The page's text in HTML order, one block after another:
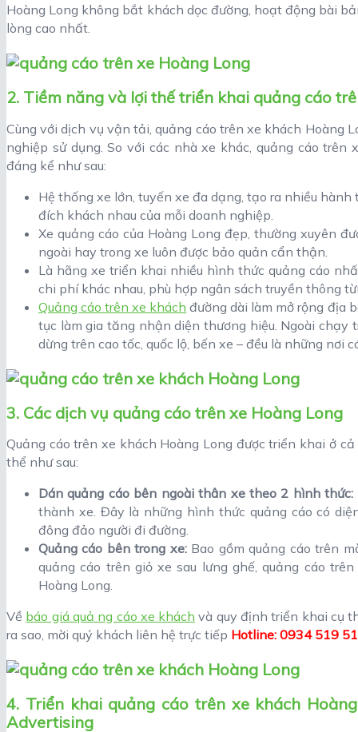
Hoàng Long không bắt khách dọc đường, hoạt động bài
lòng cao nhất.
2. Tiềm năng và lợi thế triển khai quảng cáo
Cùng với dịch vụ vận tải, quảng cáo trên xe khách Hoàng
nghiệp sử dụng. So với các nhà xe khác, quảng cáo
đáng kể như sau:
Hệ thống xe lớn, tuyến xe đa dạng, tạo ra nhiều
đích khách nhau của mỗi doanh nghiệp.
Xe quảng cáo của Hoàng Long đẹp, thường xuyên
ngoài hay trong xe luôn được bảo quản cẩn thận.
Là hãng xe triển khai nhiều hình thức quảng cáo
chi phí khác nhau, phù hợp ngân sách truyền thông
Quảng cáo trên xe khách đường dài làm mở rộng địa
tục làm gia tăng nhận diện thương hiệu. Ngoài chạy
dừng trên cao tốc, quốc lộ, bến xe – đều là những nơi
3. Các dịch vụ quảng cáo trên xe Hoàng Long
Quảng cáo trên xe khách Hoàng Long được triển khai ở
thể như sau:
Dán quảng cáo bên ngoài thân xe theo 2 hình thức:
thành xe. Đây là những hình thức quảng cáo có
đông đảo người đi đường.
Quảng cáo bên trong xe:Bao gồm quảng cáo trên
quảng cáo trên giỏ xe sau lưng ghế, quảng cáo
Hoàng Long.
Về báo giá quả ng cáo xe khách và quy định triển khai cụ
ra sao, mời quý khách liên hệ trực tiếp Hotline: 0934 519
4. Triển khai quảng cáo trên xe khách
Advertising